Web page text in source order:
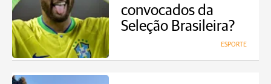
convocados da
Seleção Brasileira?
ESPORTE